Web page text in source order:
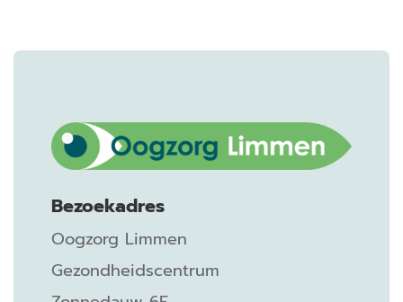
Bezoekadres
Oogzorg Limmen
Gezondheidscentrum